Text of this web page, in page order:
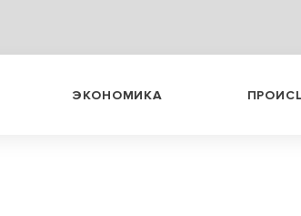
ЭКОНОМИКА